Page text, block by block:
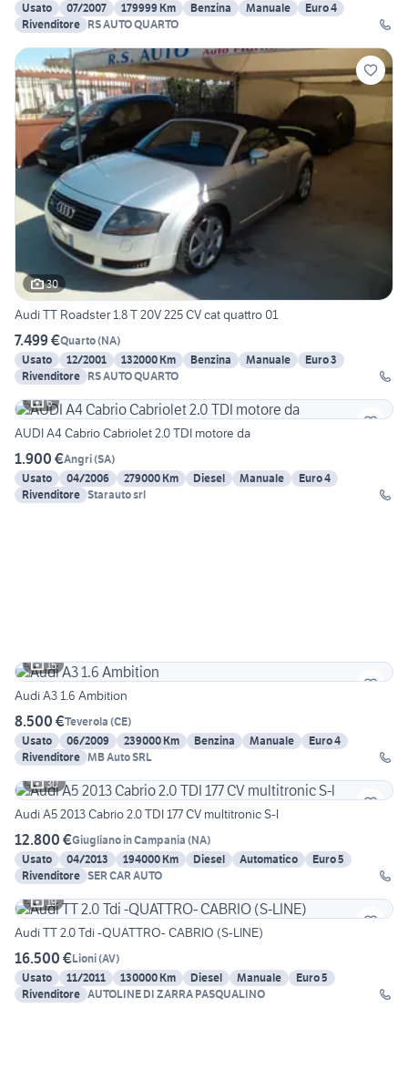
Usato
07/2007 179999 Km Benzina Manuale
Euro 4
Rivenditore RS AUTO QUARTO
30
Audi TT Roadster 1.8 T 20V 225 CV cat quattro 01
7.499 €Quarto(NA)
Usato
12/2001 132000 Km Benzina Manuale
Euro 3
Rivenditore RS AUTO QUARTO
6
AUDI A4 Cabrio Cabriolet 2.0 TDI motore da
1.900 €Angri(SA)
Usato
04/2006 279000 Km Diesel Manuale
Euro 4
Rivenditore Starauto srl
15
Audi A3 1.6 Ambition
8.500 €Teverola (CE)
Usato
06/2009 239000 Km Benzina Manuale
Euro 4
Rivenditore MB Auto SRL
30
Audi A5 2013 Cabrio 2.0 TDI 177 CV multitronic S-l
12.800 €Giugliano in Campania (NA)
Usato
04/2013 194000 Km Diesel Automatico
Euro 5
Rivenditore SER CAR AUTO
19
Audi TT 2.0 Tdi -QUATTRO- CABRIO (S-LINE)
16.500 €Lioni(AV)
Usato
11/2011 130000 Km Diesel Manuale
Euro 5
Rivenditore AUTOLINE DI ZARRA PASQUALINO